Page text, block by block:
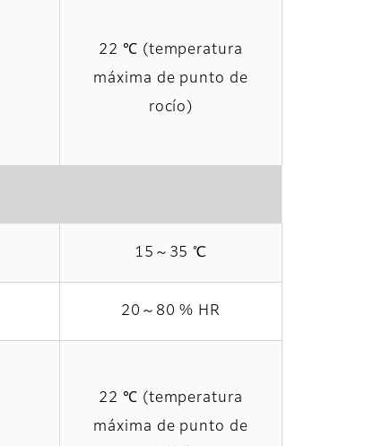
22 ℃ (temperatura
máxima de punto de
rocío)
15～35 ℃
20～80 % HR
22 ℃ (temperatura
máxima de punto de